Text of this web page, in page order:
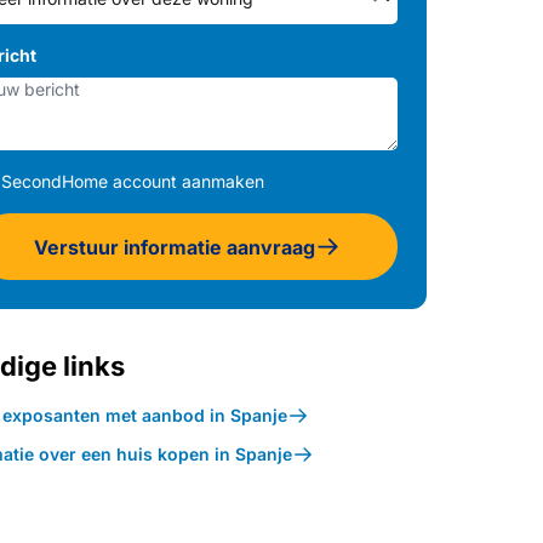
SecondHome account aanmaken
Verstuur informatie aanvraag
links
met aanbod in Spanje
over een huis kopen in Spanje